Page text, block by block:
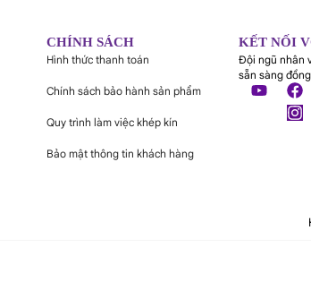
CHÍNH SÁCH
Hình thức thanh toán
Chính sách bảo hành sản phẩm
Quy trình làm việc khép kín
Bảo mật thông tin khách hàng
KẾT NỐI
Đội ngũ nhân
sẵn sàng